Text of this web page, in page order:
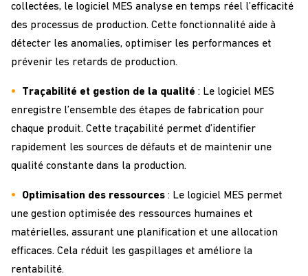
collectées, le logiciel MES analyse en temps réel l’efficacité
des processus de production. Cette fonctionnalité aide à
détecter les anomalies, optimiser les performances et
prévenir les retards de production.
Traçabilité et gestion de la qualité : Le logiciel MES
enregistre l’ensemble des étapes de fabrication pour
chaque produit. Cette traçabilité permet d’identifier
rapidement les sources de défauts et de maintenir une
qualité constante dans la production.
Optimisation des ressources : Le logiciel MES permet
une gestion optimisée des ressources humaines et
matérielles, assurant une planification et une allocation
efficaces. Cela réduit les gaspillages et améliore la
rentabilité.